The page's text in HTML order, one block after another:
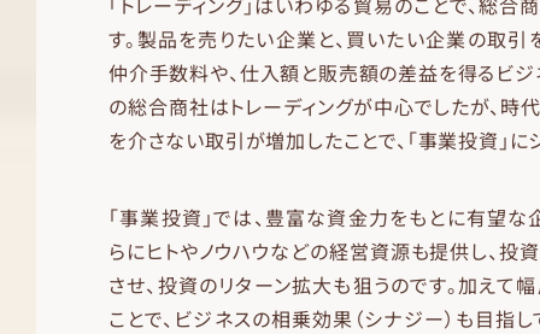
す。製品を売りたい企業と、買いたい企業の取引
仲介手数料や、仕入額と販売額の差益を得るビジ
の総合商社はトレーディングが中心でしたが、時
を介さない取引が増加したことで、「事業投資」に
「事業投資」では、豊富な資金力をもとに有望な
らにヒトやノウハウなどの経営資源も提供し、投
させ、投資のリターン拡大も狙うのです。加えて
ことで、ビジネスの相乗効果（シナジー）も目指